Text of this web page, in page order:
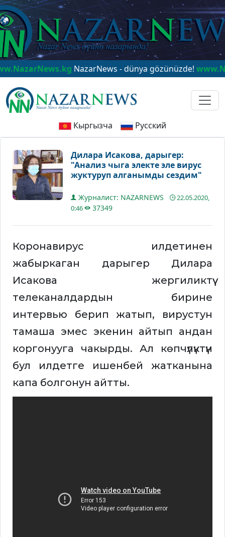
NazarNews - dünya gözünüzde!
Кыргызча Русский
Дилара Исакова, дарыгер:
"Анализ чыга электе эле вирус
жуктуруп алганымды сездим"
Журналист: NAZARNEWS
22.05.2020,
0:46
37349
Коронавирус илдетинен
жабыркаган дарыгер Дилара
Исакова жергиликтүү
телеканалдардын бирине
интервью берип жатып, вирустун
тамаша эмес экенин айтып андан
коргонууга чакырды. Ал көпчүлүктүн
бул илдетге ишенбей жатканына
капа болгонун айтты.